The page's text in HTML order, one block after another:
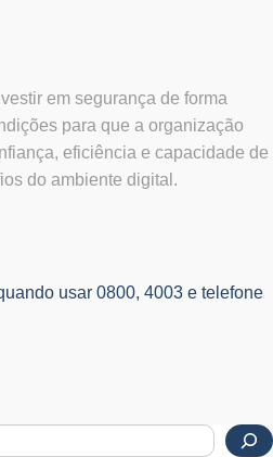
em segurança de forma
para que a organização
eficiência e capacidade de
do ambiente digital.
usar 0800, 4003 e telefone